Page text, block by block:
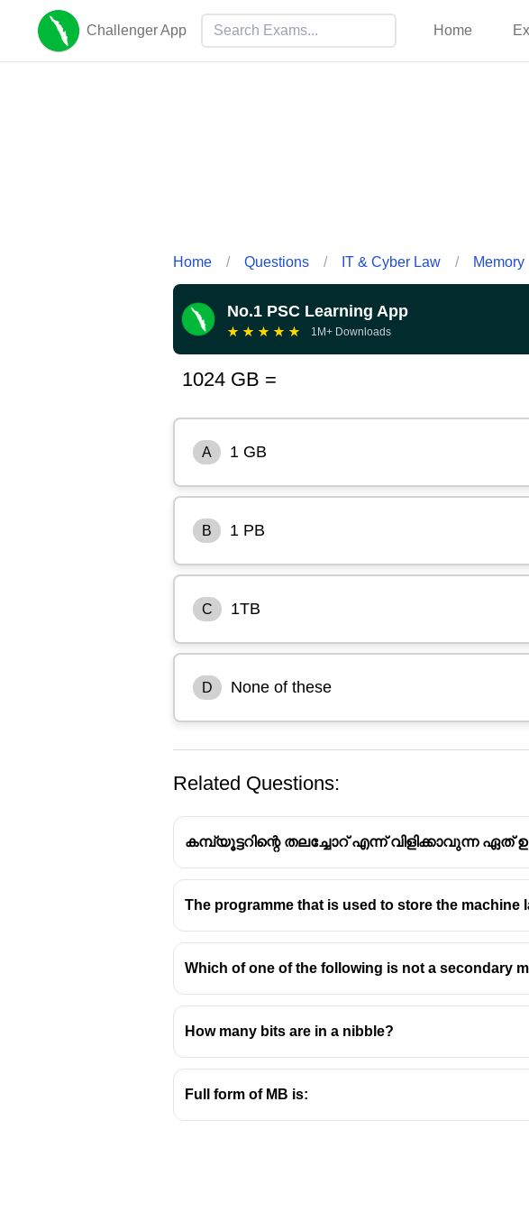
Challenger App Home
Home / Questions / IT & Cyber Law / Memory
No.1 PSC Learning App
★ ★ ★ ★ ★ 1M+ Downloads
1024 GB =
A 1 GB
B 1 PB
C 1TB
D None of these
Related Questions:
കമ്പ്യൂട്ടറിന്റെ തലച്ചോറ് എന്ന് വിളിക്കാവുന്ന
The programme that is used to store the
Which of one of the following is not a secondary
How many bits are in a nibble?
Full form of MB is: